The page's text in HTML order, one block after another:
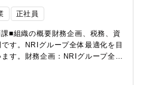
び事業環境分析、成長戦略およ
益計画策定、新規事業テーマの
ズと技術シーズを結びつけた事業
画立案研究開発テーマの評価・
リオの作成および技術ロードマ
連携大学、研究機関、スタート
正社員
■組織の概要財務企画、税務、資
す。NRIグループ全体最適化を目
す。財務企画：NRIグループ全体
る事項税務：NRIグループ全体の